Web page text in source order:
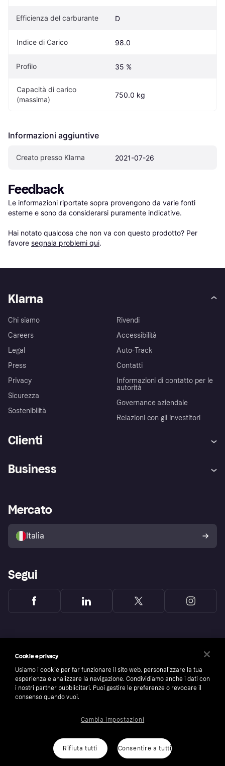
Efficienza del carburante D
Indice di Carico 98.0
Profilo 35 %
Capacità di carico
(massima)
750.0 kg
Informazioni aggiuntive
Creato presso Klarna 2021-07-26
Feedback
Le informazioni riportate sopra provengono da varie fonti
esterne e sono da considerarsi puramente indicative.
Hai notato qualcosa che non va con questo prodotto? Per
favore segnala problemi qui.
Klarna
Chi siamo
Careers
Legal
Press
Privacy
Sicurezza
Sostenibilità
Rivendi
Accessibilità
Auto-Track
Contatti
Informazioni di contatto per le
autorità
Governance aziendale
Relazioni con gli investitori
Clienti
Assistenza
Esplora i negozi
Politica di protezione
dell'acquirente Klarna
Business
Accesso aziende
Mercato
Italia
Segui
number: 556737-0431
Cookies Klarna.com
Cookie e privacy
Usiamo i cookie per far funzionare il sito web, personalizzare la tua
esperienza e analizzare la navigazione. Condividiamo anche i dati con
i nostri partner pubblicitari. Puoi gestire le preferenze o revocare il
consenso quando vuoi.
Rifiuta tutti Consentire a tutti
Cambia impostazioni